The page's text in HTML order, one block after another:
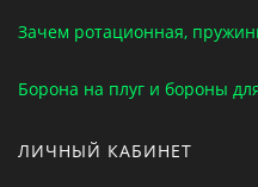
Зачем ротационная,
Борона на плуг и бороны
ЛИЧНЫЙ КАБИНЕТ